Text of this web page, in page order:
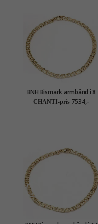
BNH Bismark armbånd i 8
karat 18,5 cm x 3,5 mm
CHANTI-pris 7534,-